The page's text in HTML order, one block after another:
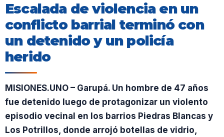
Escalada de violencia en un
conflicto barrial terminó con
un detenido y un policía
herido
MISIONES.UNO – Garupá. Un hombre de 47 años
fue detenido luego de protagonizar un violento
episodio vecinal en los barrios Piedras Blancas y
Los Potrillos, donde arrojó botellas de vidrio,